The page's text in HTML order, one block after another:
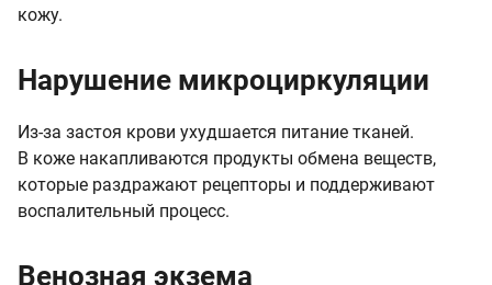
кожу.
Нарушение микроциркуляции
Из-за застоя крови ухудшается питание тканей.
В коже накапливаются продукты обмена веществ,
которые раздражают рецепторы и поддерживают
воспалительный процесс.
Венозная экзема